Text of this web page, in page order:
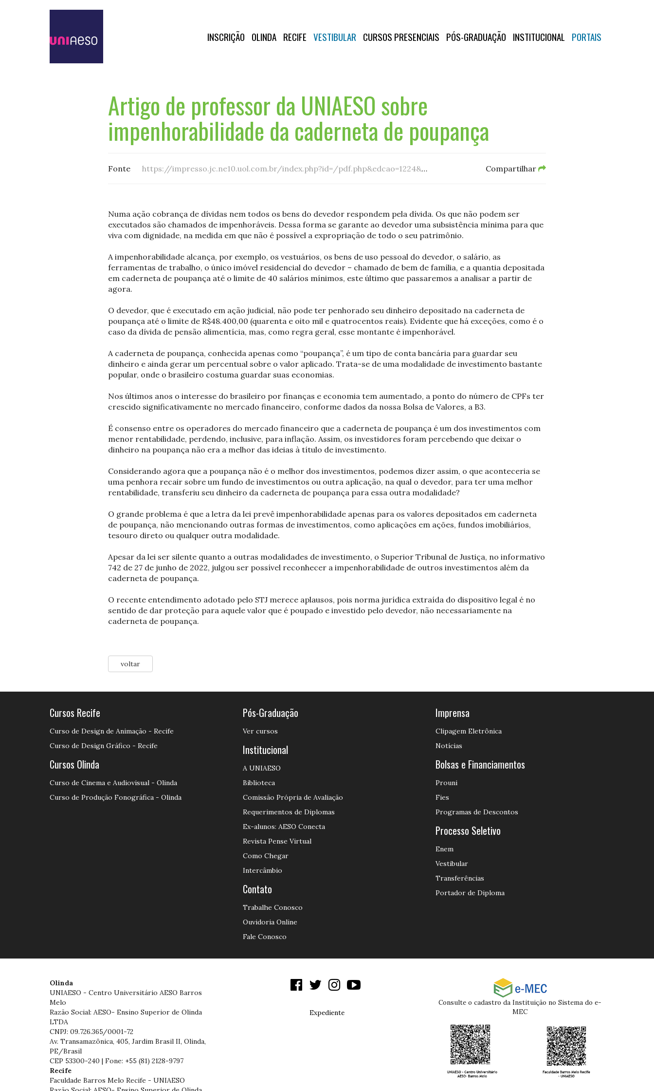
INSCRIÇÃO OLINDA RECIFE VESTIBULAR CURSOS PRESENCIAIS PÓS-GRADUAÇÃO INSTITUCIONAL PORTAIS
Artigo de professor da UNIAESO sobre
impenhorabilidade da caderneta de poupança
Fonte https://impresso.jc.ne10.uol.com.br/index.php?id=/pdf.php&edcao=1224&file=https://imagens.ne10.uol.com.br/veiculos/impresso/jconline/2022/09/13/22071a/pdf/0913_01_CAP_05-DIG.pdf Compartilhar
Numa ação cobrança de dívidas nem todos os bens do devedor respondem pela dívida. Os que não podem ser
executados são chamados de impenhoráveis. Dessa forma se garante ao devedor uma subsistência mínima para que
viva com dignidade, na medida em que não é possível a expropriação de todo o seu patrimônio.
A impenhorabilidade alcança, por exemplo, os vestuários, os bens de uso pessoal do devedor, o salário, as
ferramentas de trabalho, o único imóvel residencial do devedor – chamado de bem de família, e a quantia depositada
em caderneta de poupança até o limite de 40 salários mínimos, este último que passaremos a analisar a partir de
agora.
O devedor, que é executado em ação judicial, não pode ter penhorado seu dinheiro depositado na caderneta de
poupança até o limite de R$48.400,00 (quarenta e oito mil e quatrocentos reais). Evidente que há exceções, como é o
caso da dívida de pensão alimentícia, mas, como regra geral, esse montante é impenhorável.
A caderneta de poupança, conhecida apenas como “poupança”, é um tipo de conta bancária para guardar seu
dinheiro e ainda gerar um percentual sobre o valor aplicado. Trata-se de uma modalidade de investimento bastante
popular, onde o brasileiro costuma guardar suas economias.
Nos últimos anos o interesse do brasileiro por finanças e economia tem aumentado, a ponto do número de CPFs ter
crescido significativamente no mercado financeiro, conforme dados da nossa Bolsa de Valores, a B3.
É consenso entre os operadores do mercado financeiro que a caderneta de poupança é um dos investimentos com
menor rentabilidade, perdendo, inclusive, para inflação. Assim, os investidores foram percebendo que deixar o
dinheiro na poupança não era a melhor das ideias à título de investimento.
Considerando agora que a poupança não é o melhor dos investimentos, podemos dizer assim, o que aconteceria se
uma penhora recair sobre um fundo de investimentos ou outra aplicação, na qual o devedor, para ter uma melhor
rentabilidade, transferiu seu dinheiro da caderneta de poupança para essa outra modalidade?
O grande problema é que a letra da lei prevê impenhorabilidade apenas para os valores depositados em caderneta
de poupança, não mencionando outras formas de investimentos, como aplicações em ações, fundos imobiliários,
tesouro direto ou qualquer outra modalidade.
Apesar da lei ser silente quanto a outras modalidades de investimento, o Superior Tribunal de Justiça, no informativo
742 de 27 de junho de 2022, julgou ser possível reconhecer a impenhorabilidade de outros investimentos além da
caderneta de poupança.
O recente entendimento adotado pelo STJ merece aplausos, pois norma jurídica extraída do dispositivo legal é no
sentido de dar proteção para aquele valor que é poupado e investido pelo devedor, não necessariamente na
caderneta de poupança.
voltar
Cursos Recife
Curso de Design de Animação - Recife
Curso de Design Gráfico - Recife
Cursos Olinda
Curso de Cinema e Audiovisual - Olinda
Curso de Produção Fonográfica - Olinda
Pós-Graduação
Ver cursos
Institucional
A UNIAESO
Biblioteca
Comissão Própria de Avaliação
Requerimentos de Diplomas
Ex-alunos: AESO Conecta
Revista Pense Virtual
Como Chegar
Intercâmbio
Contato
Trabalhe Conosco
Ouvidoria Online
Fale Conosco
Imprensa
Clipagem Eletrônica
Notícias
Bolsas e Financiamentos
Prouni
Fies
Programas de Descontos
Processo Seletivo
Enem
Vestibular
Transferências
Portador de Diploma
Olinda
UNIAESO - Centro Universitário AESO Barros
Melo
Razão Social: AESO- Ensino Superior de Olinda
LTDA
CNPJ: 09.726.365/0001-72
Av. Transamazônica, 405, Jardim Brasil II, Olinda,
PE/Brasil
CEP 53300-240 | Fone: +55 (81) 2128-9797
Recife
Faculdade Barros Melo Recife - UNIAESO
Expediente
Consulte o cadastro da Instituição no Sistema do e-
MEC